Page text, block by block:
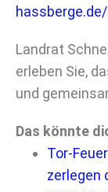
Landrat
erleben Sie,
und
Das könnte
Tor-
zerlegen